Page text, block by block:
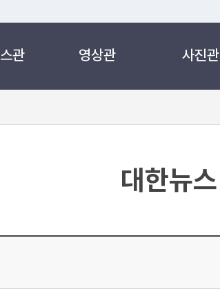
누리집입니다.
관 영상관 사진관
대한뉴스